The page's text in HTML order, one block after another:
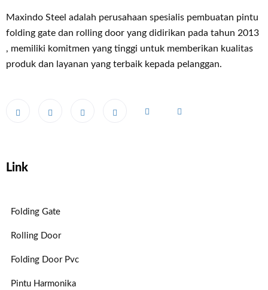
Maxindo Steel adalah perusahaan spesialis pembuatan pintu
folding gate dan rolling door yang didirikan pada tahun 2013
, memiliki komitmen yang tinggi untuk memberikan kualitas
produk dan layanan yang terbaik kepada pelanggan.
Link
Folding Gate
Rolling Door
Folding Door Pvc
Pintu Harmonika